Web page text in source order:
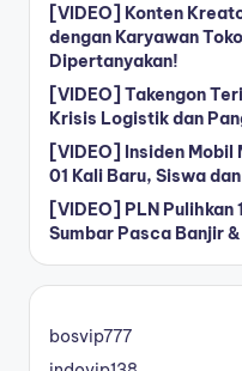
[VIDEO] Konten
dengan Karyawan
Dipertanyakan!
[VIDEO] Takengon
Krisis Logistik dan
[VIDEO] Insiden Mobil
01 Kali Baru, Siswa
[VIDEO] PLN
Sumbar Pasca Banjir
bosvip777